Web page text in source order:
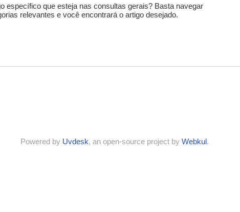
específico que esteja nas consultas gerais? Basta navegar
relevantes e você encontrará o artigo desejado.
Powered by Uvdesk, an open-source project by Webkul.